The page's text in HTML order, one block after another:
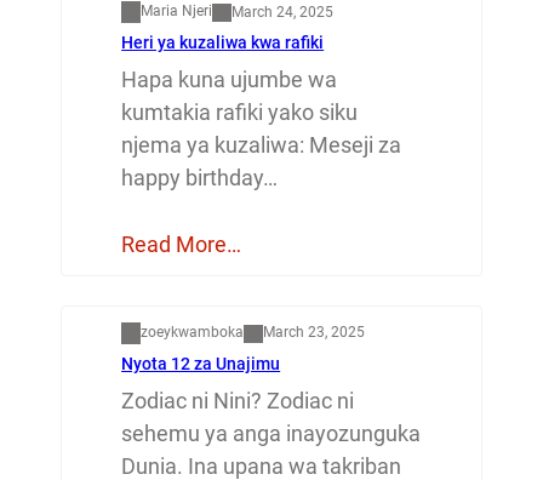
Maria Njeri March 24, 2025
Heri ya kuzaliwa kwa rafiki
Hapa kuna ujumbe wa
kumtakia rafiki yako siku
njema ya kuzaliwa: Meseji za
happy birthday…
Read More…
zoeykwamboka March 23, 2025
Nyota 12 za Unajimu
Zodiac ni Nini? Zodiac ni
sehemu ya anga inayozunguka
Dunia. Ina upana wa takriban